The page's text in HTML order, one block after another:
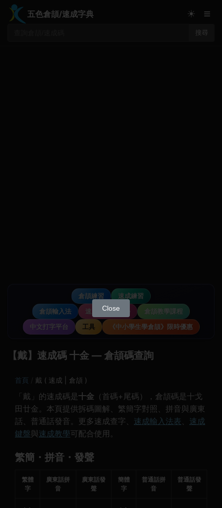
五色倉頡/速成字典
搜尋
☀ ≡
倉頡練習
速成練習
倉頡輸入法
速成輸入法教學
倉頡教學課程
中文打字平台
工具 《中小學生學倉頡》限時優惠
【戴】速成碼 十金 — 倉頡碼查詢
首頁 戴 ( 速成 | 倉頡 )
「戴」的速成碼是 十金 （首碼+尾碼），倉頡碼是十戈
田廿金。本頁提供拆碼圖解、繁簡字對照、拼音與廣東
話、普通話發音。更多速成查字、 速成輸入法表、 速成
鍵盤與速成教學可配合使用。
繁簡・拼音・發聲
繁體
字
廣東話拼
音
廣東話發
聲
簡體
字
普通話拼
音
普通話發
聲
Close